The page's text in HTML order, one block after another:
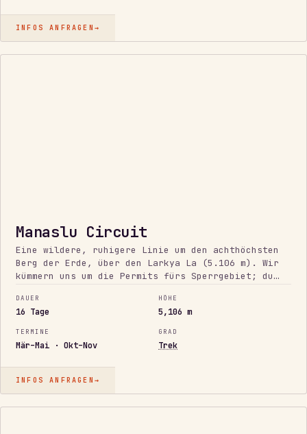
INFOS ANFRAGEN →
Manaslu Circuit
Eine wildere, ruhigere Linie um den achthöchsten
Berg der Erde, über den Larkya La (5.106 m). Wir
kümmern uns um die Permits fürs Sperrgebiet; du
DAUER
16 Tage
HÖHE
5,106 m
TERMINE
Mär–Mai · Okt–Nov
GRAD
Trek
INFOS ANFRAGEN →